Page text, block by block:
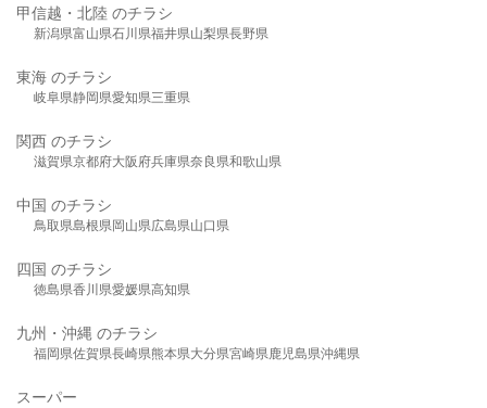
甲信越・北陸 のチラシ
新潟県富山県石川県福井県山梨県長野県
東海 のチラシ
岐阜県静岡県愛知県三重県
関西 のチラシ
滋賀県京都府大阪府兵庫県奈良県和歌山県
中国 のチラシ
鳥取県島根県岡山県広島県山口県
四国 のチラシ
徳島県香川県愛媛県高知県
九州・沖縄 のチラシ
福岡県佐賀県長崎県熊本県大分県宮崎県鹿児島県沖縄県
スーパー